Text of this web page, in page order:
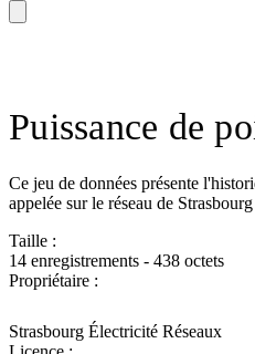
Puissance de
Ce jeu de données présente
appelée sur le réseau de
Taille :
14 enregistrements - 438 octets
Propriétaire :
Strasbourg Électricité Réseaux